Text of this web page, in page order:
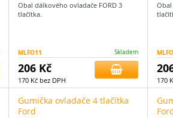
Obal dálkového ovladače FORD 3
tlačítka.
MLFO11 Skladem
206 Kč
170 Kč bez DPH
Obal
170
Gumička ovladače 4 tlačítka
Ford